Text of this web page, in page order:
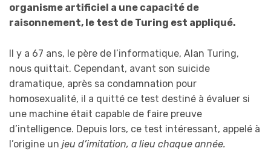
organisme artificiel a une capacité de
raisonnement, le test de Turing est appliqué.
Il y a 67 ans, le père de l’informatique, Alan Turing,
nous quittait. Cependant, avant son suicide
dramatique, après sa condamnation pour
homosexualité, il a quitté ce test destiné à évaluer si
une machine était capable de faire preuve
d’intelligence. Depuis lors, ce test intéressant, appelé à
l’origine un jeu d’imitation, a lieu chaque année.